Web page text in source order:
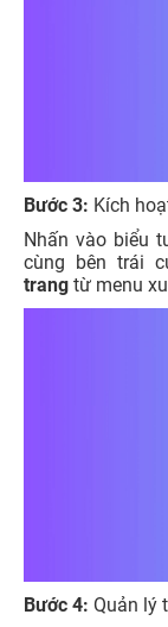
Bước 3: Kích
Nhấn vào biểu
cùng bên trái
trang từ menu
Bước 4: Quản lý